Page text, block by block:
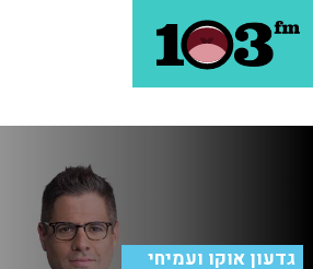
גדעון אוקו ועמיחי